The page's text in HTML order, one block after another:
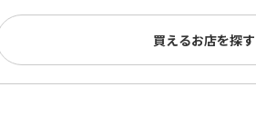
買えるお店を探す